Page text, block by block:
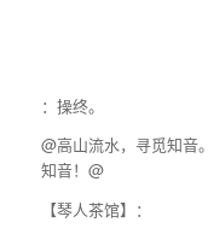
：操终。
@高山流水，寻觅知音
知音！@
【琴人茶馆】：